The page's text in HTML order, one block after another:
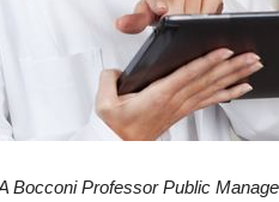
Bocconi Professor Public